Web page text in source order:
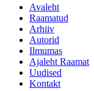
Avaleht
Raamatud
Arhiiv
Autorid
Ilmumas
Ajaleht Raamat
Uudised
Kontakt